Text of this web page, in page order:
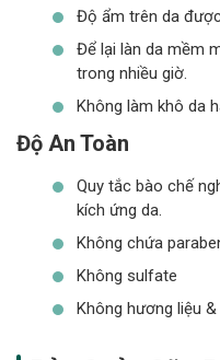
Độ ẩm trên da
Để lại làn da mềm
trong nhiều giờ.
Không làm khô da
Độ An Toàn
Quy tắc bào chế
kích ứng da.
Không chứa
Không sulfate
Không hương liệu